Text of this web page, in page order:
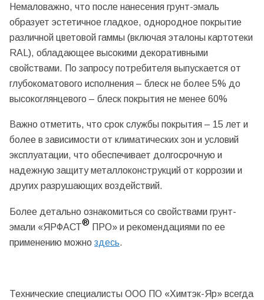
Немаловажно, что после нанесения грунт-эмаль
образует эстетичное гладкое, однородное покрытие
различной цветовой гаммы (включая эталоны картотеки
RAL), обладающее высокими декоративными
свойствами. По запросу потребителя выпускается от
глубокоматового исполнения – блеск не более 5% до
высокоглянцевого – блеск покрытия не менее 60%
Важно отметить, что срок службы покрытия – 15 лет и
более в зависимости от климатических зон и условий
эксплуатации, что обеспечивает долгосрочную и
надежную защиту металлоконструкций от коррозии и
других разрушающих воздействий.
Более детально ознакомиться со свойствами грунт-
эмали «ЯРФАСТ® ПРО» и рекомендациями по ее
применению можно здесь.
Технические специалисты ООО ПО «Химтэк-Яр» всегда